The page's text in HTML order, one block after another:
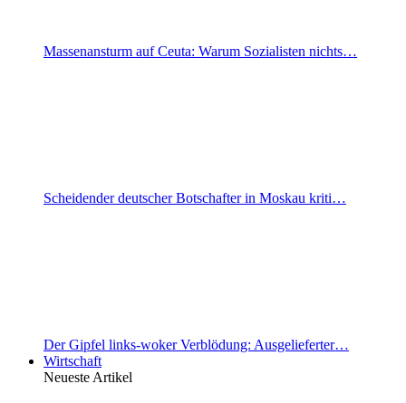
Massenansturm auf Ceuta: Warum Sozialisten nichts…
Scheidender deutscher Botschafter in Moskau kriti…
Der Gipfel links-woker Verblödung: Ausgelieferter…
Wirtschaft
Neueste Artikel